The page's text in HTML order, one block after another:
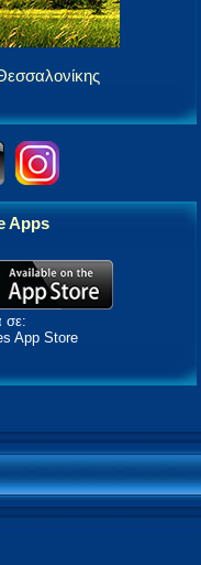
Apps
σε:
App Store